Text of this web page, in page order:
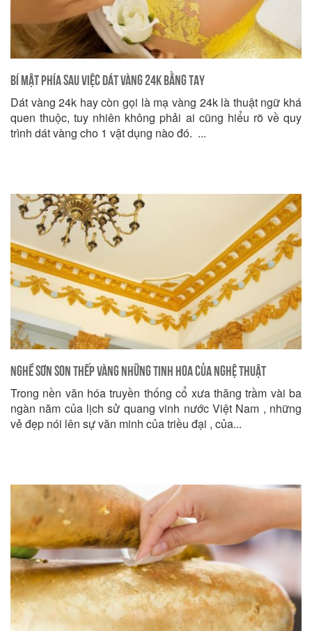
Bí mật phía sau việc dát vàng 24k bằng tay
Dát vàng 24k hay còn gọi là mạ vàng 24k là thuật ngữ khá
quen thuộc, tuy nhiên không phải ai cũng hiểu rõ về quy
trình dát vàng cho 1 vật dụng nào đó. ...
Nghề sơn son thếp vàng những tinh hoa của nghệ thuật
Trong nền văn hóa truyền thống cổ xưa thăng trầm vài ba
ngàn năm của lịch sử quang vinh nước Việt Nam , những
vẻ đẹp nói lên sự văn minh của triều đại , của...